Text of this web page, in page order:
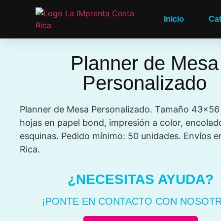
Inicio
Planner de Mesa
Personalizado
Planner de Mesa Personalizado. Tamaño 43×56
hojas en papel bond, impresión a color,
esquinas. Pedido mínimo: 50 unidades. Envíos
Rica.
¿NECESITAS AYUDA?
¡PONTE EN CONTACTO CON